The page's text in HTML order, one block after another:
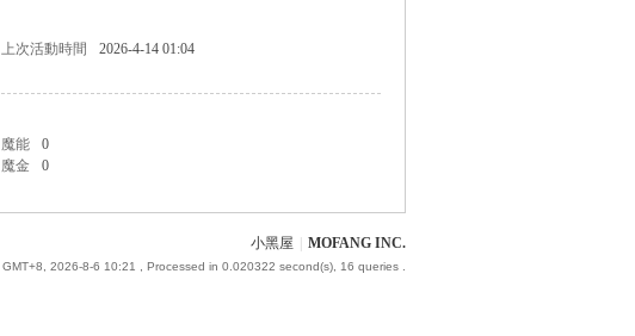
上次活動時間
2026-4-14 01:04
魔能
0
魔金 0
小黑屋 MOFANG INC.
GMT+8, 2026-8-6 10:21 , Processed in 0.020322 second(s), 16 queries .